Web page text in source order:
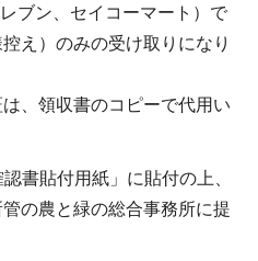
ブン、セイコーマート）で
え）のみの受け取りになり
、領収書のコピーで代用い
書貼付用紙」に貼付の上、
の農と緑の総合事務所に提